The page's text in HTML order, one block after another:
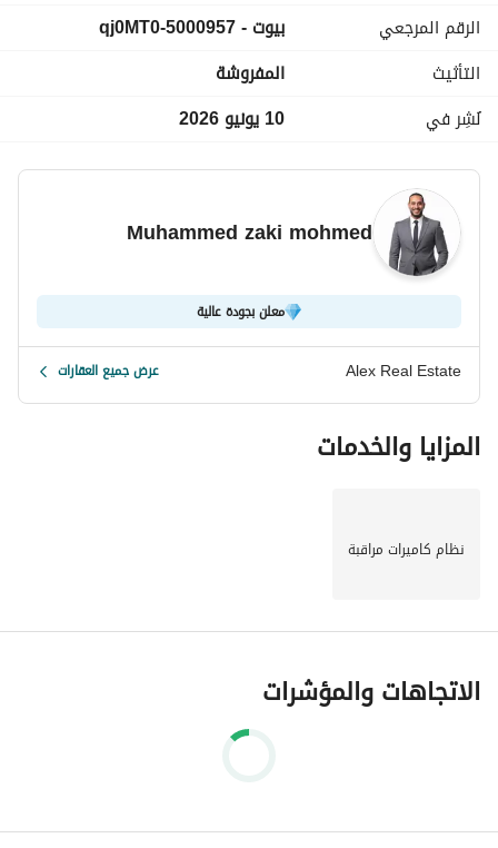
{{لو مش عارف تأجر شقتك تواصل معنا. .
وهنساعدك فى أسرع وقت . . . . . . . . .
شـــــركــــة ألـــــيكــــس
للتــــســــويق الـــــعــــقــــارى و ادارة المــــشـــروعـــات
بــــالاعـــلان ). . . . .
عرض معلومات الاتصال
الرقم المرجعي
بيوت - 5000957-qj0MT0
التأثيث
المفروشة
نُشِر في
10 يونيو 2026
Muhammed zaki mohmed
معلن بجودة عالية
Alex Real Estate عرض جميع العقارات
المزايا والخدمات
نظام كاميرات مراقبة
الاتجاهات والمؤشرات